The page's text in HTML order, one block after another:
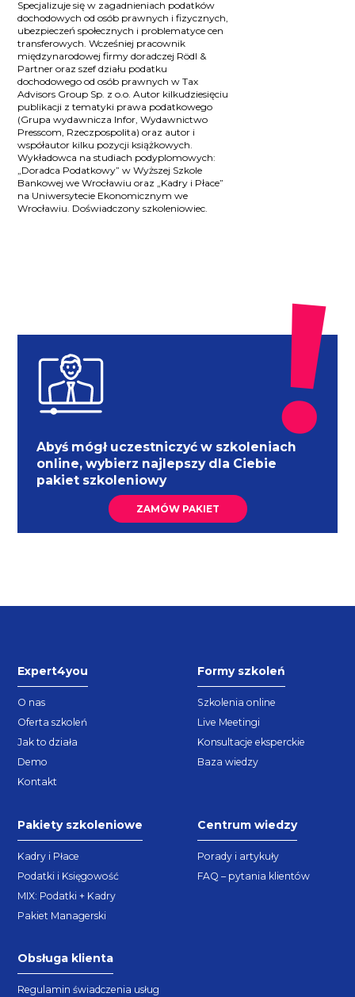
Specjalizuje się w zagadnieniach podatków
dochodowych od osób prawnych i fizycznych,
ubezpieczeń społecznych i problematyce cen
transferowych. Wcześniej pracownik
międzynarodowej firmy doradczej Rödl &
Partner oraz szef działu podatku
dochodowego od osób prawnych w Tax
Advisors Group Sp. z o.o. Autor kilkudziesięciu
publikacji z tematyki prawa podatkowego
(Grupa wydawnicza Infor, Wydawnictwo
Presscom, Rzeczpospolita) oraz autor i
współautor kilku pozycji książkowych.
Wykładowca na studiach podyplomowych:
„Doradca Podatkowy” w Wyższej Szkole
Bankowej we Wrocławiu oraz „Kadry i Płace”
na Uniwersytecie Ekonomicznym we
Wrocławiu. Doświadczony szkoleniowiec.
Abyś mógł uczestniczyć w szkoleniach
online, wybierz najlepszy dla Ciebie
pakiet szkoleniowy
ZAMÓW PAKIET
Expert4you
O nas
Oferta szkoleń
Jak to działa
Demo
Kontakt
Formy szkoleń
Szkolenia online
Live Meetingi
Konsultacje eksperckie
Baza wiedzy
Pakiety szkoleniowe
Kadry i Płace
Podatki i Księgowość
MIX: Podatki + Kadry
Pakiet Managerski
Centrum wiedzy
Porady i artykuły
FAQ – pytania klientów
Obsługa klienta
Regulamin świadczenia usług